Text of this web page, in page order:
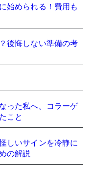
始められる！費用も
後悔しない準備の考
った私へ。コラーゲ
こと
しいサインを冷静に
の解説